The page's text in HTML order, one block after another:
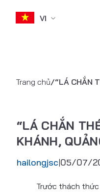
content
VI
Trang chủ/“LÁ CHẮN
“LÁ CHẮN
KHÁNH,
hailongjsc|05/07/
Trước thách thức về